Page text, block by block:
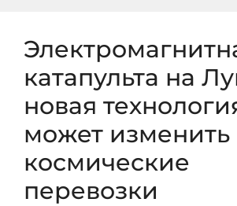
катапульта на
новая
может изменить
космические
перевозки